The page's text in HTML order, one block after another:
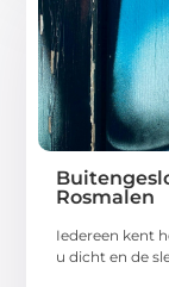
Rosmalen
Iedereen kent
u dicht en de